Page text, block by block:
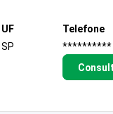
UF
SP
Telefone
**********